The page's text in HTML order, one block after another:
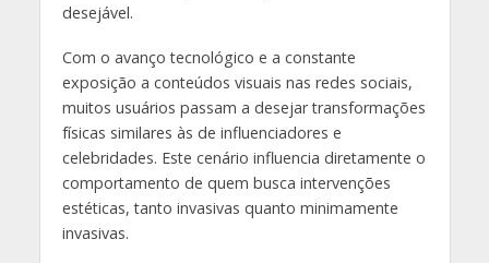
desejável.
Com o avanço tecnológico e a constante
exposição a conteúdos visuais nas redes sociais,
muitos usuários passam a desejar transformações
físicas similares às de influenciadores e
celebridades. Este cenário influencia diretamente o
comportamento de quem busca intervenções
estéticas, tanto invasivas quanto minimamente
invasivas.